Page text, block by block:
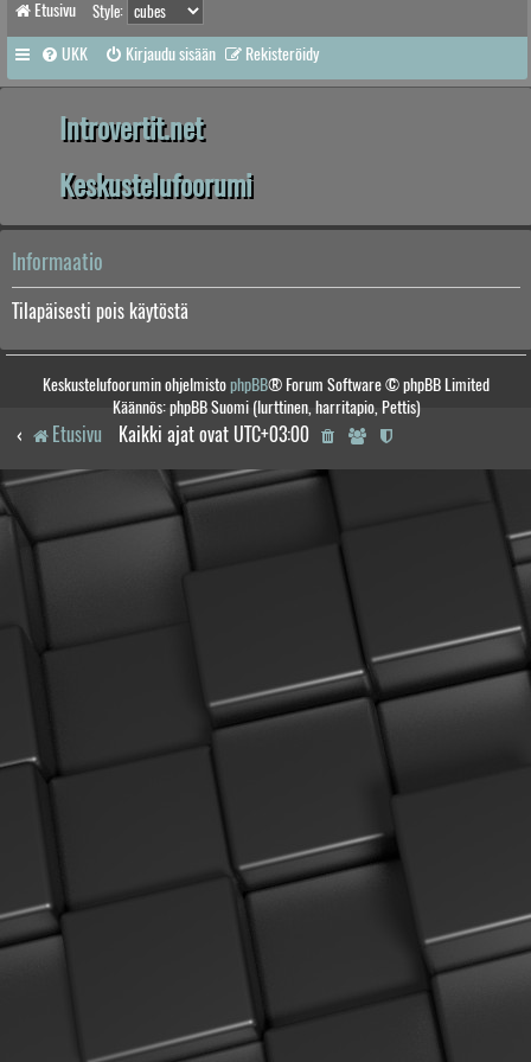
Etusivu Style:
UKK Kirjaudu sisään Rekisteröidy
Introvertit.net
Keskustelufoorumi
Informaatio
Tilapäisesti pois käytöstä
Keskustelufoorumin ohjelmistophpBB® Forum Software © phpBB Limited
Käännös: phpBB Suomi (lurttinen, harritapio, Pettis)
Etusivu Kaikki ajat ovat UTC+03:00